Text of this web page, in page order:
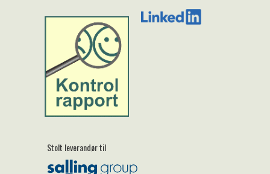
Stolt leverandør til